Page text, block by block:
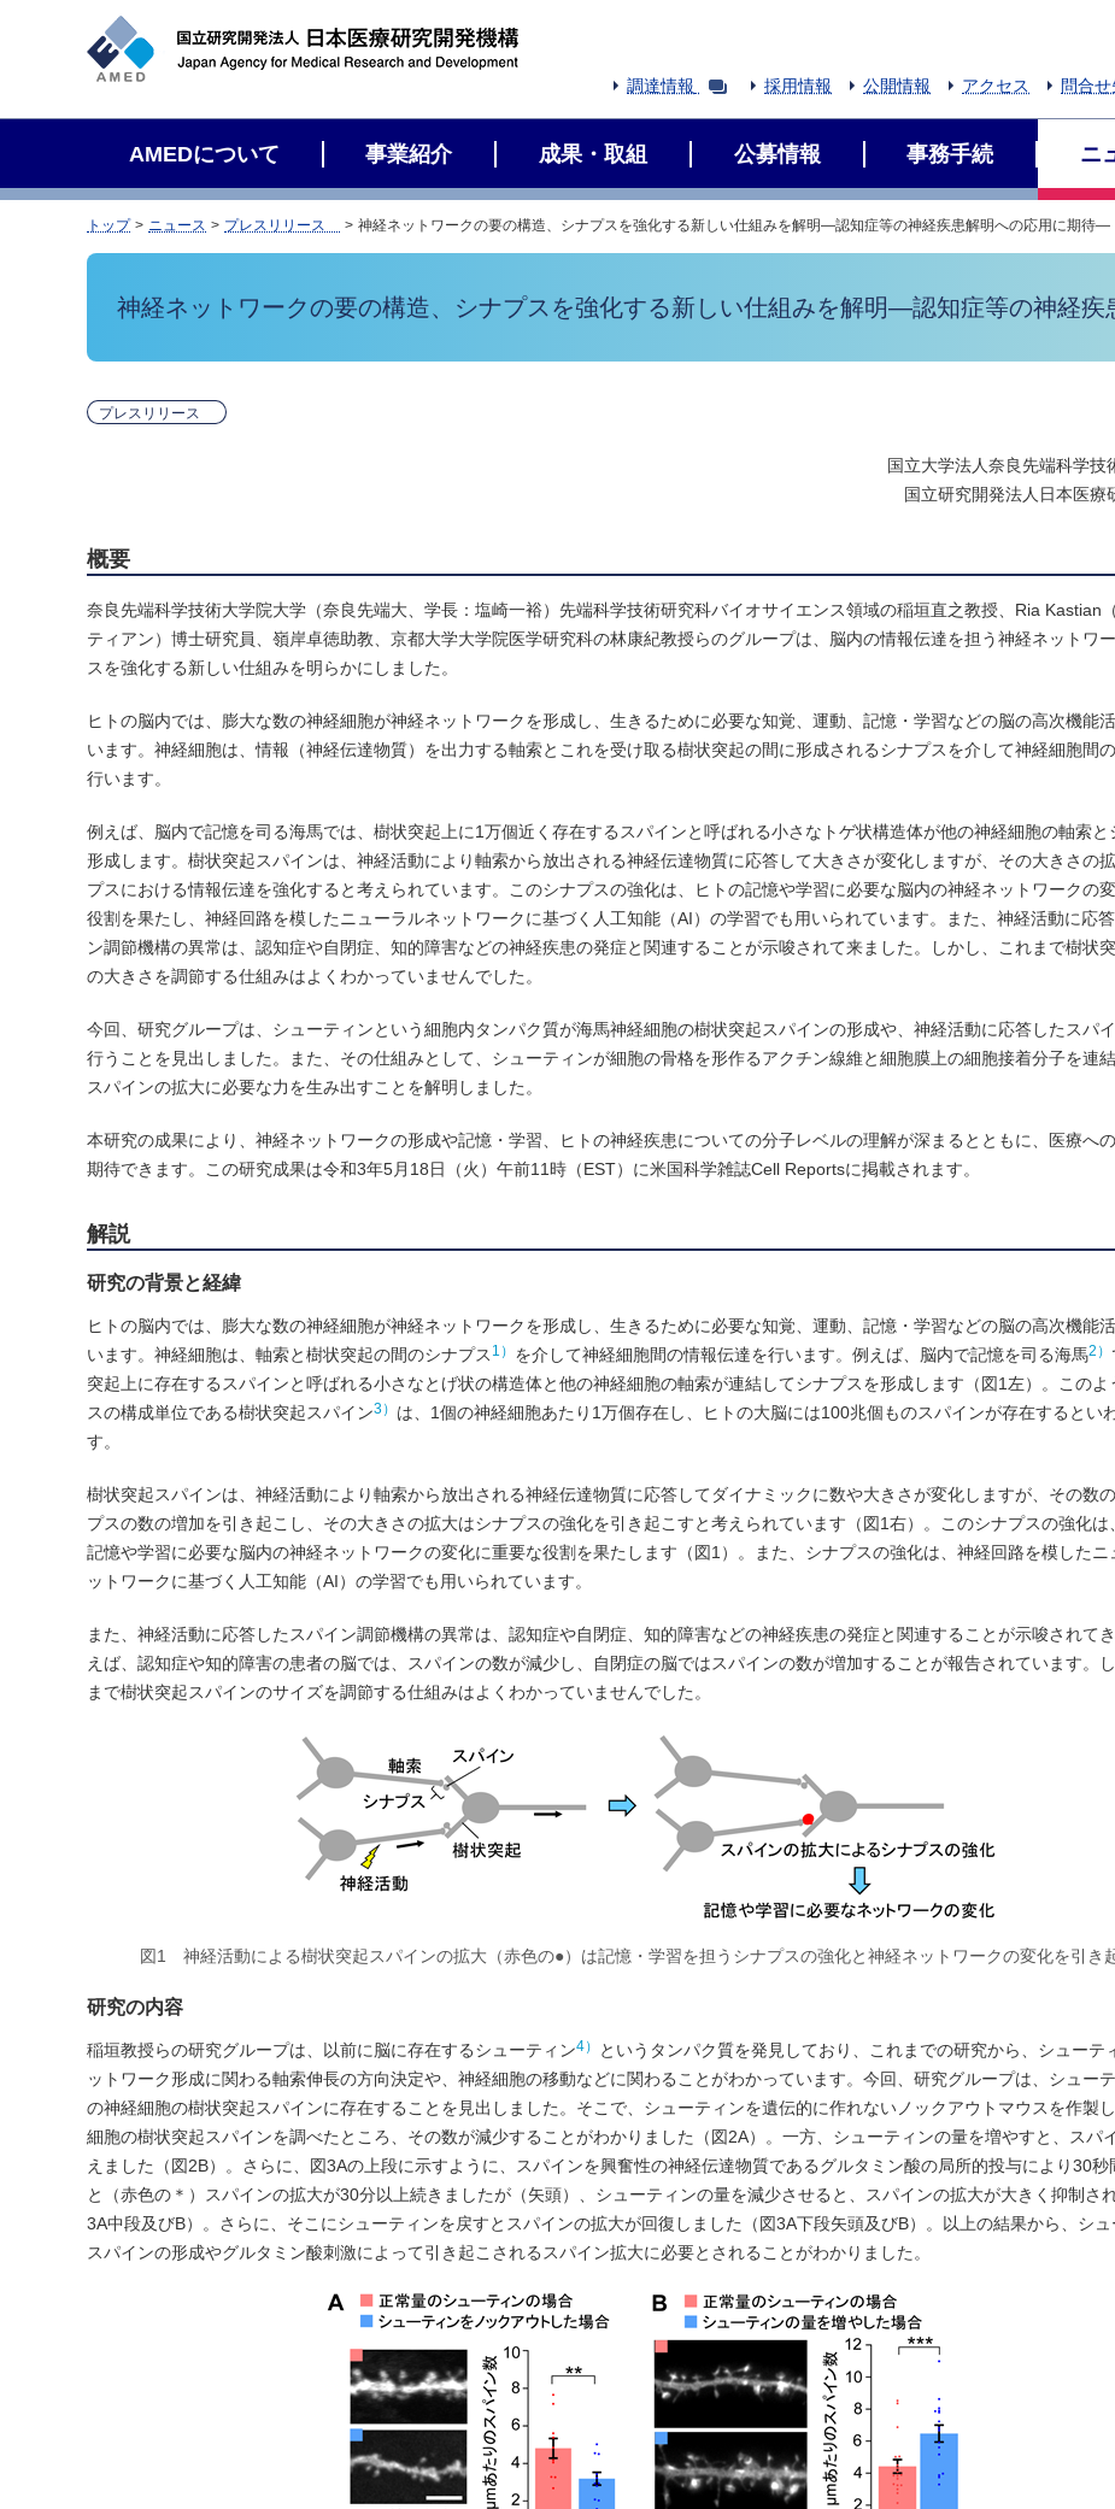
調達情報 採用情報 公開情報 アクセス 問合
AMEDについて 事業紹介 成果・取組 公募情報 事務手続 ニ
トップ ニュース プレスリリース 神経ネットワークの要の構造、シナプスを強化する新しい仕組みを解明―認知症等の神経疾患解明への応用に期待―
神経ネットワークの要の構造、シナプスを強化する新しい仕組みを解明―認知症等の神経
プレスリリース
国立大学法人奈良先端科学技
国立研究開発法人日本医療
概要
奈良先端科学技術大学院大学（奈良先端大、学長：塩崎一裕）先端科学技術研究科バイオサイエンス領域の稲垣直之教授、Ria Kastian
ティアン）博士研究員、嶺岸卓徳助教、京都大学大学院医学研究科の林康紀教授らのグループは、脳内の情報伝達を担う神経ネットワ
スを強化する新しい仕組みを明らかにしました。
ヒトの脳内では、膨大な数の神経細胞が神経ネットワークを形成し、生きるために必要な知覚、運動、記憶・学習などの脳の高次機能
います。神経細胞は、情報（神経伝達物質）を出力する軸索とこれを受け取る樹状突起の間に形成されるシナプスを介して神経細胞間
行います。
例えば、脳内で記憶を司る海馬では、樹状突起上に1万個近く存在するスパインと呼ばれる小さなトゲ状構造体が他の神経細胞の軸索と
形成します。樹状突起スパインは、神経活動により軸索から放出される神経伝達物質に応答して大きさが変化しますが、その大きさの
プスにおける情報伝達を強化すると考えられています。このシナプスの強化は、ヒトの記憶や学習に必要な脳内の神経ネットワークの
役割を果たし、神経回路を模したニューラルネットワークに基づく人工知能（AI）の学習でも用いられています。また、神経活動に応
ン調節機構の異常は、認知症や自閉症、知的障害などの神経疾患の発症と関連することが示唆されて来ました。しかし、これまで樹状
の大きさを調節する仕組みはよくわかっていませんでした。
今回、研究グループは、シューティンという細胞内タンパク質が海馬神経細胞の樹状突起スパインの形成や、神経活動に応答したスパ
行うことを見出しました。また、その仕組みとして、シューティンが細胞の骨格を形作るアクチン線維と細胞膜上の細胞接着分子を連
スパインの拡大に必要な力を生み出すことを解明しました。
本研究の成果により、神経ネットワークの形成や記憶・学習、ヒトの神経疾患についての分子レベルの理解が深まるとともに、医療へ
期待できます。この研究成果は令和3年5月18日（火）午前11時（EST）に米国科学雑誌Cell Reportsに掲載されます。
解説
研究の背景と経緯
ヒトの脳内では、膨大な数の神経細胞が神経ネットワークを形成し、生きるために必要な知覚、運動、記憶・学習などの脳の高次機能
います。神経細胞は、軸索と樹状突起の間のシナプス 1） を介して神経細胞間の情報伝達を行います。例えば、脳内で記憶を司る海馬2）
突起上に存在するスパインと呼ばれる小さなとげ状の構造体と他の神経細胞の軸索が連結してシナプスを形成します（図1左）。このよ
スの構成単位である樹状突起スパイン3） は、1個の神経細胞あたり1万個存在し、ヒトの大脳には100兆個ものスパインが存在するとい
す。
樹状突起スパインは、神経活動により軸索から放出される神経伝達物質に応答してダイナミックに数や大きさが変化しますが、その数
プスの数の増加を引き起こし、その大きさの拡大はシナプスの強化を引き起こすと考えられています（図1右）。このシナプスの強化は
記憶や学習に必要な脳内の神経ネットワークの変化に重要な役割を果たします（図1）。また、シナプスの強化は、神経回路を模したニ
ットワークに基づく人工知能（AI）の学習でも用いられています。
また、神経活動に応答したスパイン調節機構の異常は、認知症や自閉症、知的障害などの神経疾患の発症と関連することが示唆されて
えば、認知症や知的障害の患者の脳では、スパインの数が減少し、自閉症の脳ではスパインの数が増加することが報告されています。
まで樹状突起スパインのサイズを調節する仕組みはよくわかっていませんでした。
図1 神経活動による樹状突起スパインの拡大（赤色の●）は記憶・学習を担うシナプスの強化と神経ネットワークの変化を引き
研究の内容
稲垣教授らの研究グループは、以前に脳に存在するシューティン4）
というタンパク質を発見しており、これまでの研究から、シューテ
ットワーク形成に関わる軸索伸長の方向決定や、神経細胞の移動などに関わることがわかっています。今回、研究グループは、シュー
の神経細胞の樹状突起スパインに存在することを見出しました。そこで、シューティンを遺伝的に作れないノックアウトマウスを作製
細胞の樹状突起スパインを調べたところ、その数が減少することがわかりました（図2A）。一方、シューティンの量を増やすと、スパ
えました（図2B）。さらに、図3Aの上段に示すように、スパインを興奮性の神経伝達物質であるグルタミン酸の局所的投与により30秒
と（赤色の＊）スパインの拡大が30分以上続きましたが（矢頭）、シューティンの量を減少させると、スパインの拡大が大きく抑制さ
3A中段及びB）。さらに、そこにシューティンを戻すとスパインの拡大が回復しました（図3A下段矢頭及びB）。以上の結果から、シ
スパインの形成やグルタミン酸刺激によって引き起こされるスパイン拡大に必要とされることがわかりました。